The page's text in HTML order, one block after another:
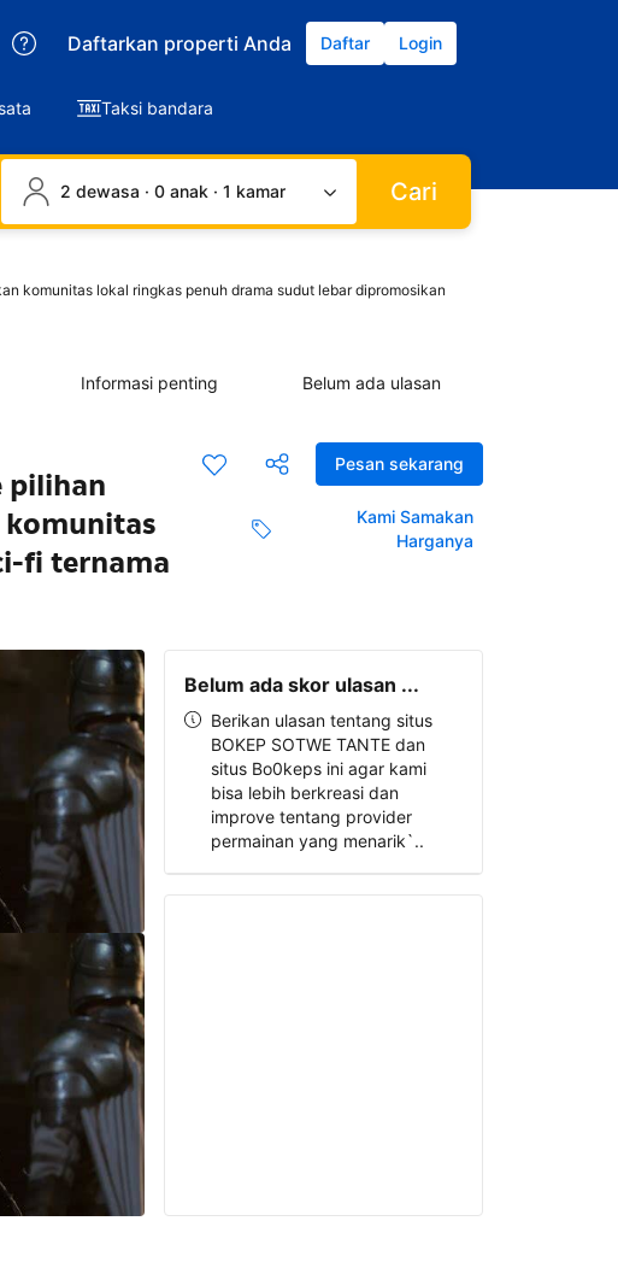
Daftarkan properti Anda Daftar Login
Taksi bandara
2 dewasa · 0 anak · 1 kamar Cari
komunitas lokal ringkas penuh drama sudut lebar dipromosikan
Informasi penting Belum ada ulasan
Pesan sekarang
Kami Samakan
Harganya
pilihan
fi ternama
Belum ada skor ulasan ...
Berikan ulasan tentang situs
BOKEP SOTWE TANTE dan
situs Bo0keps ini agar kami
bisa lebih berkreasi dan
improve tentang provider
permainan yang menarik`..